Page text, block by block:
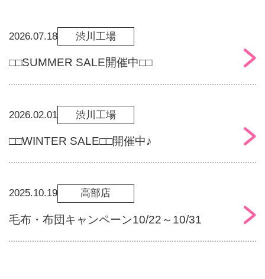
2026.07.18 渋川工場
□□SUMMER SALE開催中□□
2026.02.01 渋川工場
□□WINTER SALE□□開催中♪
2025.10.19 高部店
毛布・布団キャンペーン10/22～10/31